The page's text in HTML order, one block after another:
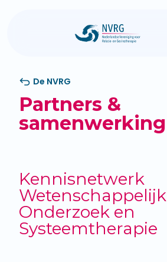
De NVRG
Partners &
samenwerking
Kennisnetwerk
Wetenschappelijk
Onderzoek en
Systeemtherapie